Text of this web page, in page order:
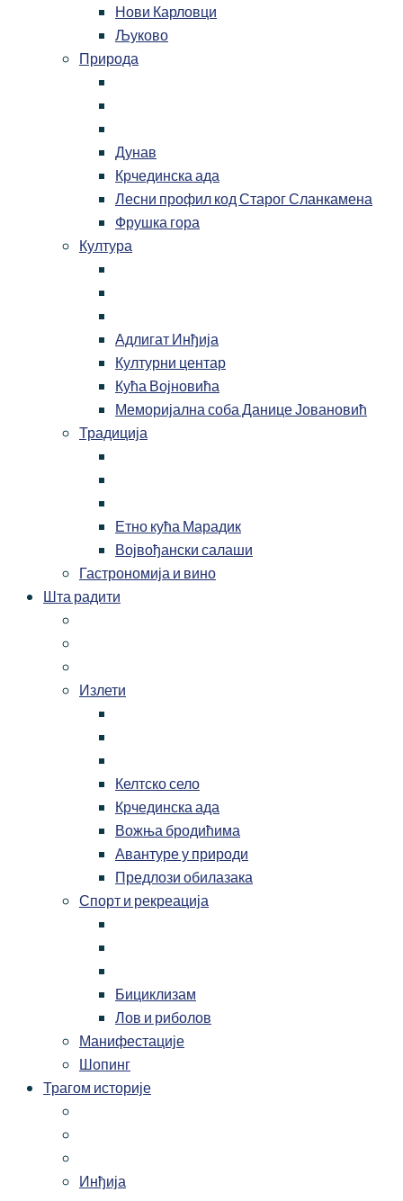
Нови Карловци
Љуково
Природа
Дунав
Крчединска ада
Лесни профил код Старог Сланкамена
Фрушка гора
Култура
Адлигат Инђија
Културни центар
Кућа Војновића
Меморијална соба Данице Јовановић
Традиција
Етно кућа Марадик
Војвођански салаши
Гастрономија и вино
Шта радити
Излети
Келтско село
Крчединска ада
Вожња бродићима
Авантуре у природи
Предлози обилазака
Спорт и рекреација
Бициклизам
Лов и риболов
Манифестације
Шопинг
Трагом историје
Инђија